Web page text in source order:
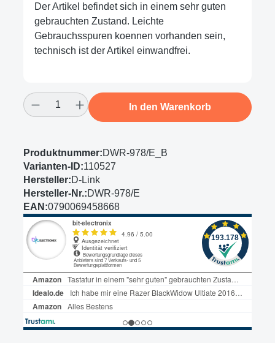
Der Artikel befindet sich in einem sehr guten
gebrauchten Zustand. Leichte
Gebrauchsspuren koennen vorhanden sein,
technisch ist der Artikel einwandfrei.
Produkt Anzahl: Gib den gewünschten
In den Warenkorb
Produktnummer:DWR-978/E_B
Varianten-ID:110527
Hersteller:D-Link
Hersteller-Nr.:DWR-978/E
EAN:0790069458668